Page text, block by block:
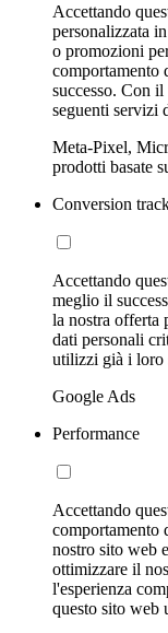
Accettando
personalizzata
o promozioni
comportamento
successo. Con
seguenti servizi
Meta-Pixel,
prodotti basate
Conversion
Accettando
meglio il
la nostra offerta
dati personali
utilizzi già i loro
Google Ads
Performance
Accettando
comportamento
nostro sito web
ottimizzare il
l'esperienza
questo sito web